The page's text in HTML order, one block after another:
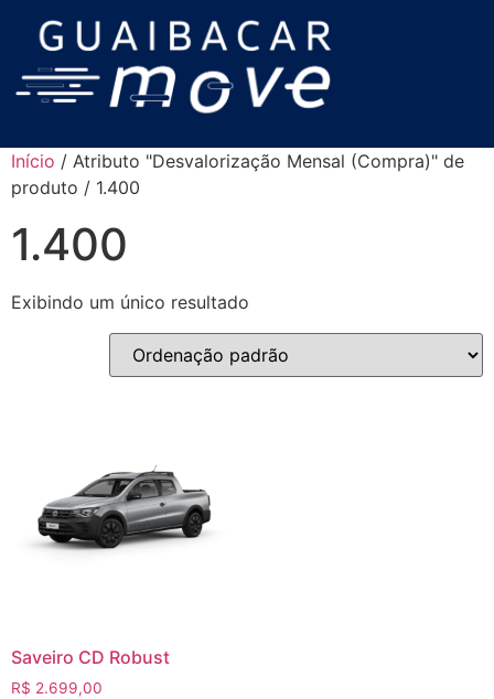
Início / Atributo "Desvalorização Mensal (Compra)" de
produto / 1.400
1.400
Exibindo um único resultado
Saveiro CD Robust
R$ 2.699,00